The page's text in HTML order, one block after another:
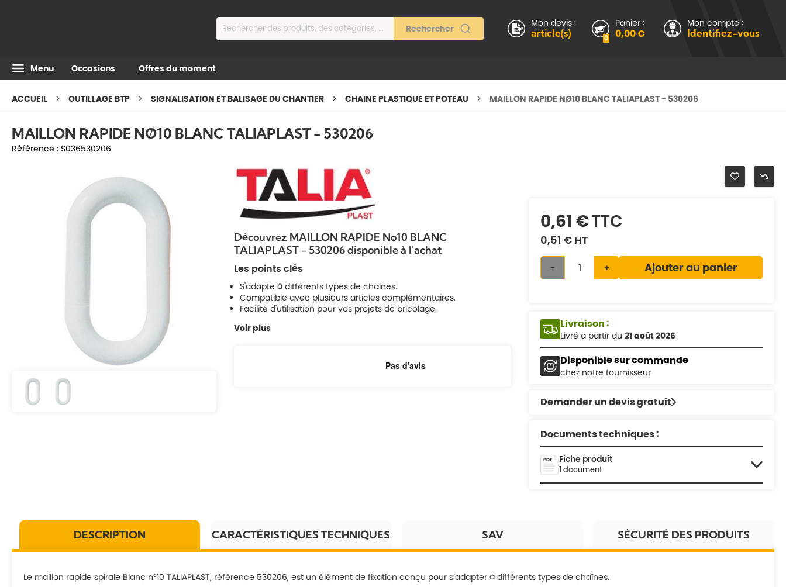
Mon devis :
article(s) 0
Panier :
0,00 €
Mon compte :
Identifiez-vous
Menu Occasions Offres du moment
ACCUEIL OUTILLAGE BTP SIGNALISATION ET BALISAGE DU CHANTIER CHAINE PLASTIQUE ET POTEAU MAILLON RAPIDE NØ10 BLANC TALIAPLAST - 530206
MAILLON RAPIDE NØ10 BLANC TALIAPLAST - 530206
Référence : S036530206
Découvrez MAILLON RAPIDE Nø10 BLANC
TALIAPLAST - 530206 disponible à l'achat
Les points clés
S'adapte à différents types de chaînes.
Compatible avec plusieurs articles complémentaires.
Facilité d'utilisation pour vos projets de bricolage.
Voir plus
0,61 €TTC
0,51 € HT
- + Ajouter au panier
Livraison :
Livré a partir du 21 août 2026
Disponible sur commande
chez notre fournisseur
Demander un devis gratuit
Documents techniques :
Fiche produit
1 document
DESCRIPTION CARACTÉRISTIQUES TECHNIQUES SAV SÉCURITÉ DES PRODUITS
Le maillon rapide spirale Blanc n°10 TALIAPLAST, référence 530206, est un élément de fixation conçu pour s’adapter à différents types de chaînes.